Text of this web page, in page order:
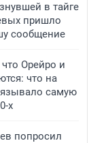
в тайге
пришло
сообщение
Орейро и
что на
самую
х
попросил